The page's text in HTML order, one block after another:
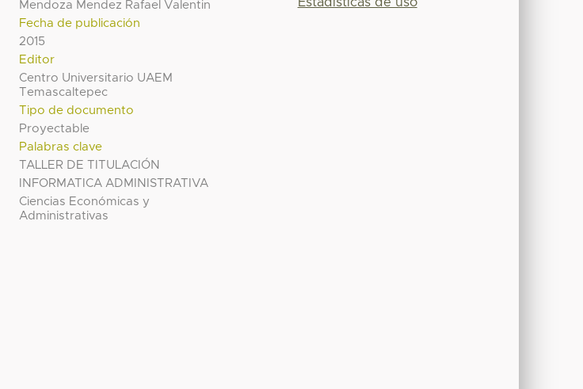
Mendoza Mendez Rafael Valentin
Fecha de publicación
2015
Editor
Centro Universitario UAEM
Temascaltepec
Tipo de documento
Proyectable
Palabras clave
TALLER DE TITULACIÓN
INFORMATICA ADMINISTRATIVA
Ciencias Económicas y
Administrativas